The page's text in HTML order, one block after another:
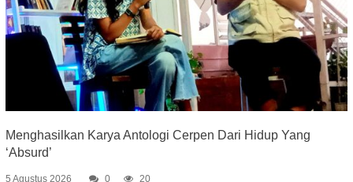
Menghasilkan Karya Antologi Cerpen Dari Hidup Yang
‘Absurd’
5 Agustus 2026 0 20